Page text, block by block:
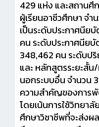
429 แห่ง และสถานศึ
ผู้เรียนอาชีวศึกษา จำ
เป็นระดับประกาศนีย
คน ระดับประกาศนีย
348,462 คน ระดับ
และ หลักสูตรระยะสั้
นอกระบบอื่น จำนวน
ความสำคัญของการ
โดยเน้นการใช้วิทยา
ศึกษาวิชาชีพที่จะส่ง